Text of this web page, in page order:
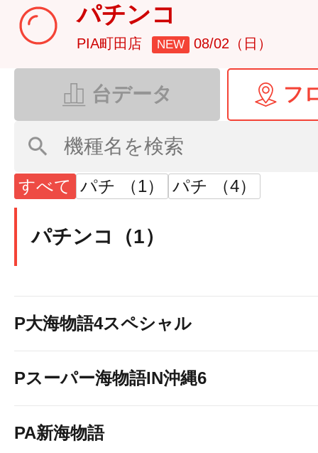
パチンコ
PIA町田店 NEW 08/02（日）
台データ フ
すべて パチ （1） パチ （4）
パチンコ（1）
P大海物語4スペシャル
Pスーパー海物語IN沖縄6
PA新海物語